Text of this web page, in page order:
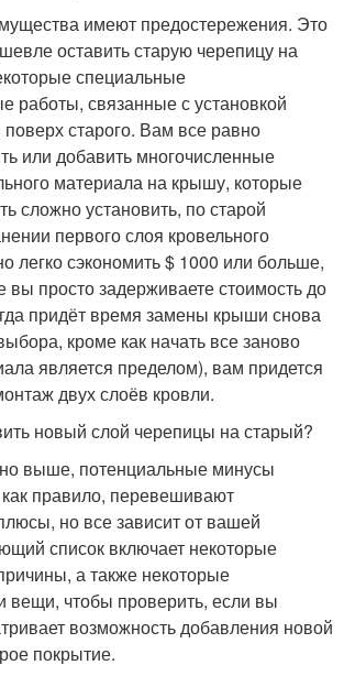
имеют предостережения. Это
оставить старую черепицу на
специальные
работы, связанные с установкой
старого. Вам все равно
или добавить многочисленные
материала на крышу, которые
сложно установить, по старой
первого слоя кровельного
легко сэкономить $ 1000 или больше,
вы просто задерживаете стоимость до
придёт время замены крыши снова
кроме как начать все заново
является пределом), вам придется
двух слоёв кровли.
новый слой черепицы на старый?
выше, потенциальные минусы
правило, перевешивают
но все зависит от вашей
список включает некоторые
а также некоторые
вещи, чтобы проверить, если вы
возможность добавления новой
покрытие.